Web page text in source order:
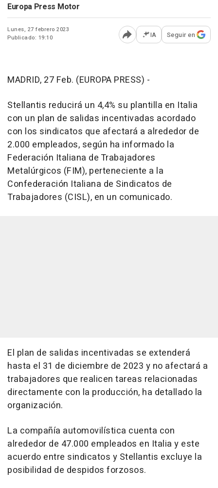
Europa Press Motor
Lunes, 27 febrero 2023
Publicado: 19:10
Abrir opciones para
IA Seguir en
MADRID, 27 Feb. (EUROPA PRESS) -
Stellantis reducirá un 4,4% su plantilla en Italia
con un plan de salidas incentivadas acordado
con los sindicatos que afectará a alrededor de
2.000 empleados, según ha informado la
Federación Italiana de Trabajadores
Metalúrgicos (FIM), perteneciente a la
Confederación Italiana de Sindicatos de
Trabajadores (CISL), en un comunicado.
El plan de salidas incentivadas se extenderá
hasta el 31 de diciembre de 2023 y no afectará a
trabajadores que realicen tareas relacionadas
directamente con la producción, ha detallado la
organización.
La compañía automovilística cuenta con
alrededor de 47.000 empleados en Italia y este
acuerdo entre sindicatos y Stellantis excluye la
posibilidad de despidos forzosos.